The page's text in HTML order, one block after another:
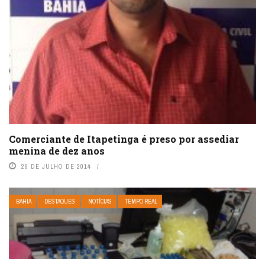
Comerciante de Itapetinga é preso por assediar
menina de dez anos
26 DE JULHO DE 2014
BAHIA DESTAQUES NOTÍCIAS TEMPO REAL